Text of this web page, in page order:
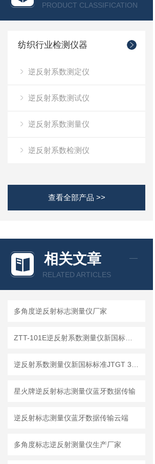
PRODUCT CLASSIFICATION
纺织行业检测仪器
逆反射系数测定仪
逆反射系数测试仪
逆反射系数测量仪
逆反射系数检测仪
查看全部产品 >>
相关文章
RELATED ARTICLES
多角度逆反射标志测量仪厂家
星火牌逆反射标志测量仪蓝牙数据传输
逆反射标志测量仪蓝牙数据传输云端
多角度标志逆反射测量仪生产厂家